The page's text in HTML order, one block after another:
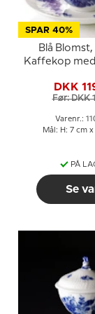
SPAR 40%
Blå
Kaffekop
indhold 18
DKK
Før: DKK
Varenr.:
Mål: H: 7 cm
PÅ
Se